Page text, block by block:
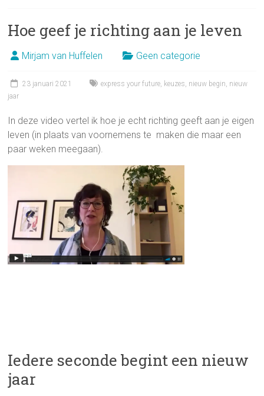
Hoe geef je richting aan je leven
Mirjam van Huffelen Geen categorie
23 januari 2021 express your future keuzes nieuw begin nieuw
jaar
In deze video vertel ik hoe je echt richting geeft aan je eigen
leven (in plaats van voornemens te maken die maar een
paar weken meegaan).
Iedere seconde begint een nieuw
jaar